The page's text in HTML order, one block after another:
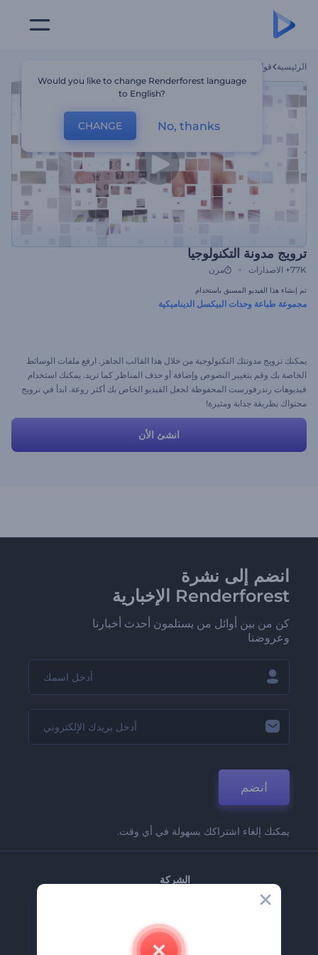
الرئيسية قوالب
ترويج مدونة التكنولوجيا
77K+ الاصدارات مرن
تم إنشاء هذا الفيديو المسبق باستخدام
مجموعة طباعة وحدات البيكسل الديناميكية
يمكنك ترويج مدونتك التكنولوجية من خلال هذا القالب الجاهز. ارفع ملفات الوسائط
الخاصة بك وقم بتغيير النصوص وإضافة أو حذف المناظر كما تريد. يمكنك استخدام
فيديوهات رندرفورست المحفوظة لجعل الفيديو الخاص بك أكثر روعة. ابدأ في ترويج
محتواك بطريقة جذابة ومثيرة!
انشئ الأن
انضم إلى نشرة
Renderforest الإخبارية
كن من بين أوائل من يستلمون أحدث أخبارنا
وعروضنا
انضم
يمكنك إلغاء اشتراكك بسهولة في أي وقت.
الشركة
اتصل بنا
وظائف
Would you like to change Renderforest language
to English?
CHANGE No, thanks